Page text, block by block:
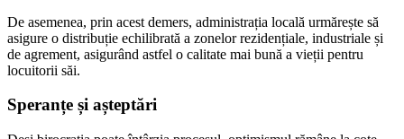
De asemenea, prin acest demers, administrația locală urmărește să
asigure o distribuție echilibrată a zonelor rezidențiale, industriale și
de agrement, asigurând astfel o calitate mai bună a vieții pentru
locuitorii săi.
Speranțe și așteptări